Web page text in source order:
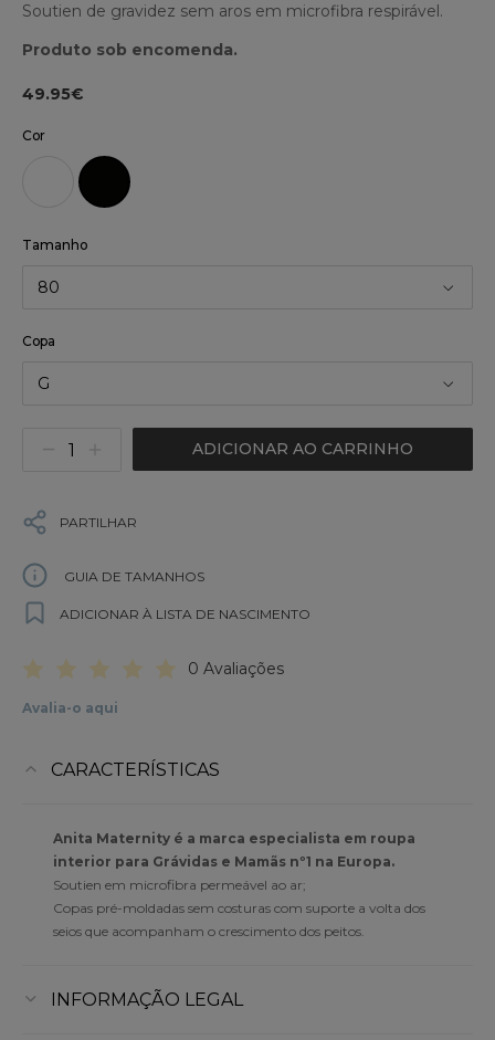
Soutien de gravidez sem aros em microfibra respirável.
Produto sob encomenda.
49.95€
Cor
Tamanho
80
Copa
G
ADICIONAR AO CARRINHO
PARTILHAR
GUIA DE TAMANHOS
ADICIONAR À LISTA DE NASCIMENTO
0 Avaliações
Avalia-o aqui
CARACTERÍSTICAS
Anita Maternity é a marca especialista em roupa
interior para Grávidas e Mamãs nº1 na Europa.
Soutien em microfibra permeável ao ar;
Copas pré-moldadas sem costuras com suporte a volta dos
seios que acompanham o crescimento dos peitos.
INFORMAÇÃO LEGAL